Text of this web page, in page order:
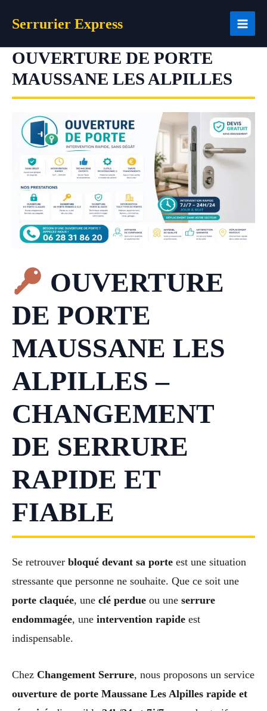
Serrurier Express
OUVERTURE DE PORTE
MAUSSANE LES ALPILLES
OUVERTURE
DE PORTE
MAUSSANE LES
ALPILLES –
CHANGEMENT
DE SERRURE
RAPIDE ET
FIABLE
Se retrouver bloqué devant sa porte est une situation
stressante que personne ne souhaite. Que ce soit une
porte claquée, une clé perdue ou une serrure
endommagée, une intervention rapide est
indispensable.
Chez Changement Serrure, nous proposons un service
ouverture de porte Maussane Les Alpilles rapide et